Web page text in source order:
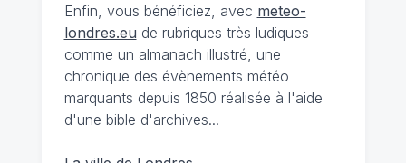
Enfin, vous bénéficiez, avec meteo-
londres.eu de rubriques très ludiques
comme un almanach illustré, une
chronique des évènements météo
marquants depuis 1850 réalisée à l'aide
d'une bible d'archives...